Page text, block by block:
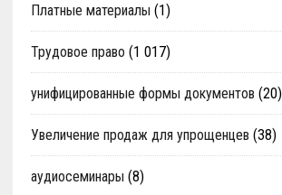
Платные материалы (1)
Трудовое право (1 017)
унифицированные формы документов (20)
Увеличение продаж для упрощенцев (38)
аудиосеминары (8)